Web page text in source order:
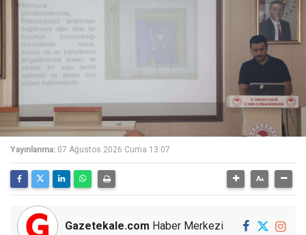
Yayınlanma: 07 Ağustos 2026 Cuma 13:07
Gazetekale.com Haber Merkezi